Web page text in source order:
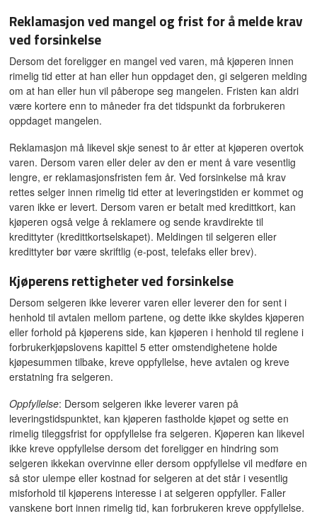
Reklamasjon ved mangel og frist for å melde krav
ved forsinkelse
Dersom det foreligger en mangel ved varen, må kjøperen innen
rimelig tid etter at han eller hun oppdaget den, gi selgeren melding
om at han eller hun vil påberope seg mangelen. Fristen kan aldri
være kortere enn to måneder fra det tidspunkt da forbrukeren
oppdaget mangelen.
Reklamasjon må likevel skje senest to år etter at kjøperen overtok
varen. Dersom varen eller deler av den er ment å vare vesentlig
lengre, er reklamasjonsfristen fem år. Ved forsinkelse må krav
rettes selger innen rimelig tid etter at leveringstiden er kommet og
varen ikke er levert. Dersom varen er betalt med kredittkort, kan
kjøperen også velge å reklamere og sende kravdirekte til
kredittyter (kredittkortselskapet). Meldingen til selgeren eller
kredittyter bør være skriftlig (e-post, telefaks eller brev).
Kjøperens rettigheter ved forsinkelse
Dersom selgeren ikke leverer varen eller leverer den for sent i
henhold til avtalen mellom partene, og dette ikke skyldes kjøperen
eller forhold på kjøperens side, kan kjøperen i henhold til reglene i
forbrukerkjøpslovens kapittel 5 etter omstendighetene holde
kjøpesummen tilbake, kreve oppfyllelse, heve avtalen og kreve
erstatning fra selgeren.
Oppfyllelse: Dersom selgeren ikke leverer varen på
leveringstidspunktet, kan kjøperen fastholde kjøpet og sette en
rimelig tileggsfrist for oppfyllelse fra selgeren. Kjøperen kan likevel
ikke kreve oppfyllelse dersom det foreligger en hindring som
selgeren ikkekan overvinne eller dersom oppfyllelse vil medføre en
så stor ulempe eller kostnad for selgeren at det står i vesentlig
misforhold til kjøperens interesse i at selgeren oppfyller. Faller
vanskene bort innen rimelig tid, kan forbrukeren kreve oppfyllelse.